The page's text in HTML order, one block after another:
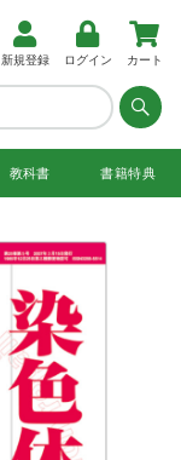
新規登録 ログイン カート
教科書 書籍特典